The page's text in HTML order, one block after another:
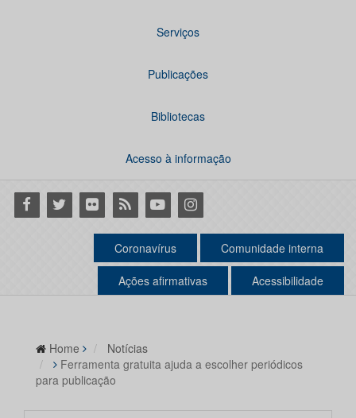
Serviços
Publicações
Bibliotecas
Acesso à informação
Facebook
Twitter Flickr RSS YoutubeInstagram
Coronavírus Comunidade interna
Ações afirmativas Acessibilidade
Home
Notícias
Ferramenta gratuita ajuda a escolher periódicos
para publicação